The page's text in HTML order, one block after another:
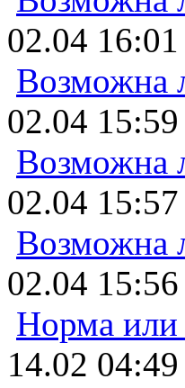
02.04 16:01
Возможна
02.04 15:59
Возможна
02.04 15:57
Возможна
02.04 15:56
Норма или
14.02 04:49